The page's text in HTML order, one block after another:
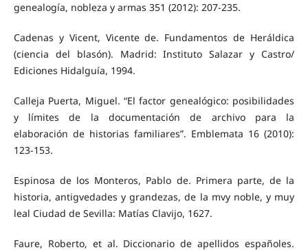
genealogía, nobleza y armas 351 (2012): 207-235.
Cadenas y Vicent, Vicente de. Fundamentos de Heráldica
(ciencia del blasón). Madrid: Instituto Salazar y Castro/
Ediciones Hidalguía, 1994.
Calleja Puerta, Miguel. “El factor genealógico: posibilidades
y límites de la documentación de archivo para la
elaboración de historias familiares”. Emblemata 16 (2010):
123-153.
Espinosa de los Monteros, Pablo de. Primera parte, de la
historia, antigvedades y grandezas, de la mvy noble, y muy
leal Ciudad de Sevilla: Matías Clavijo, 1627.
Faure, Roberto, et al. Diccionario de apellidos españoles.